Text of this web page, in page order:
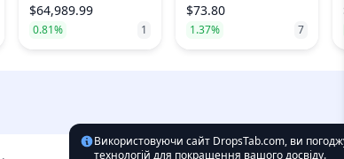
$64,989.99
0.81% 1
$73.80
1.37% 7
Використовуючи сайт DropsTab.com, ви
технологій для покращення вашого досвіду.